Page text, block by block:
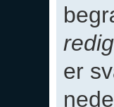
er